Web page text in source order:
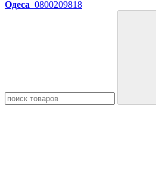
Одеса 0800209818